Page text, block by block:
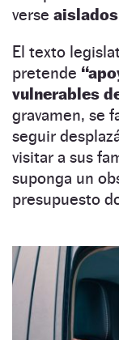
verse aislados
El texto
pretende
vulnerables
gravamen, se
seguir
visitar a sus
suponga un
presupuesto